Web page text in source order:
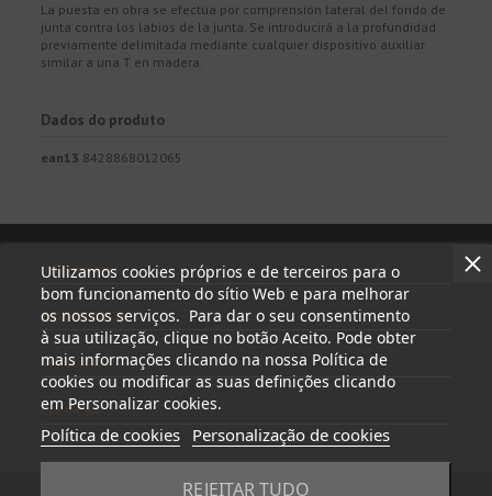
La puesta en obra se efectúa por comprensión lateral del fondo de
junta contra los labios de la junta. Se introducirá a la profundidad
previamente delimitada mediante cualquier dispositivo auxiliar
similar a una T en madera.
Dados do produto
ean13 8428868012065
Utilizamos cookies próprios e de terceiros para o
bom funcionamento do sítio Web e para melhorar
os nossos serviços. Para dar o seu consentimento
à sua utilização, clique no botão Aceito. Pode obter
mais informações clicando na nossa Política de
cookies ou modificar as suas definições clicando
em Personalizar cookies.
Política de cookies Personalização de cookies
REJEITAR TUDO
Informações
A minha conta
Contactar
Follow us